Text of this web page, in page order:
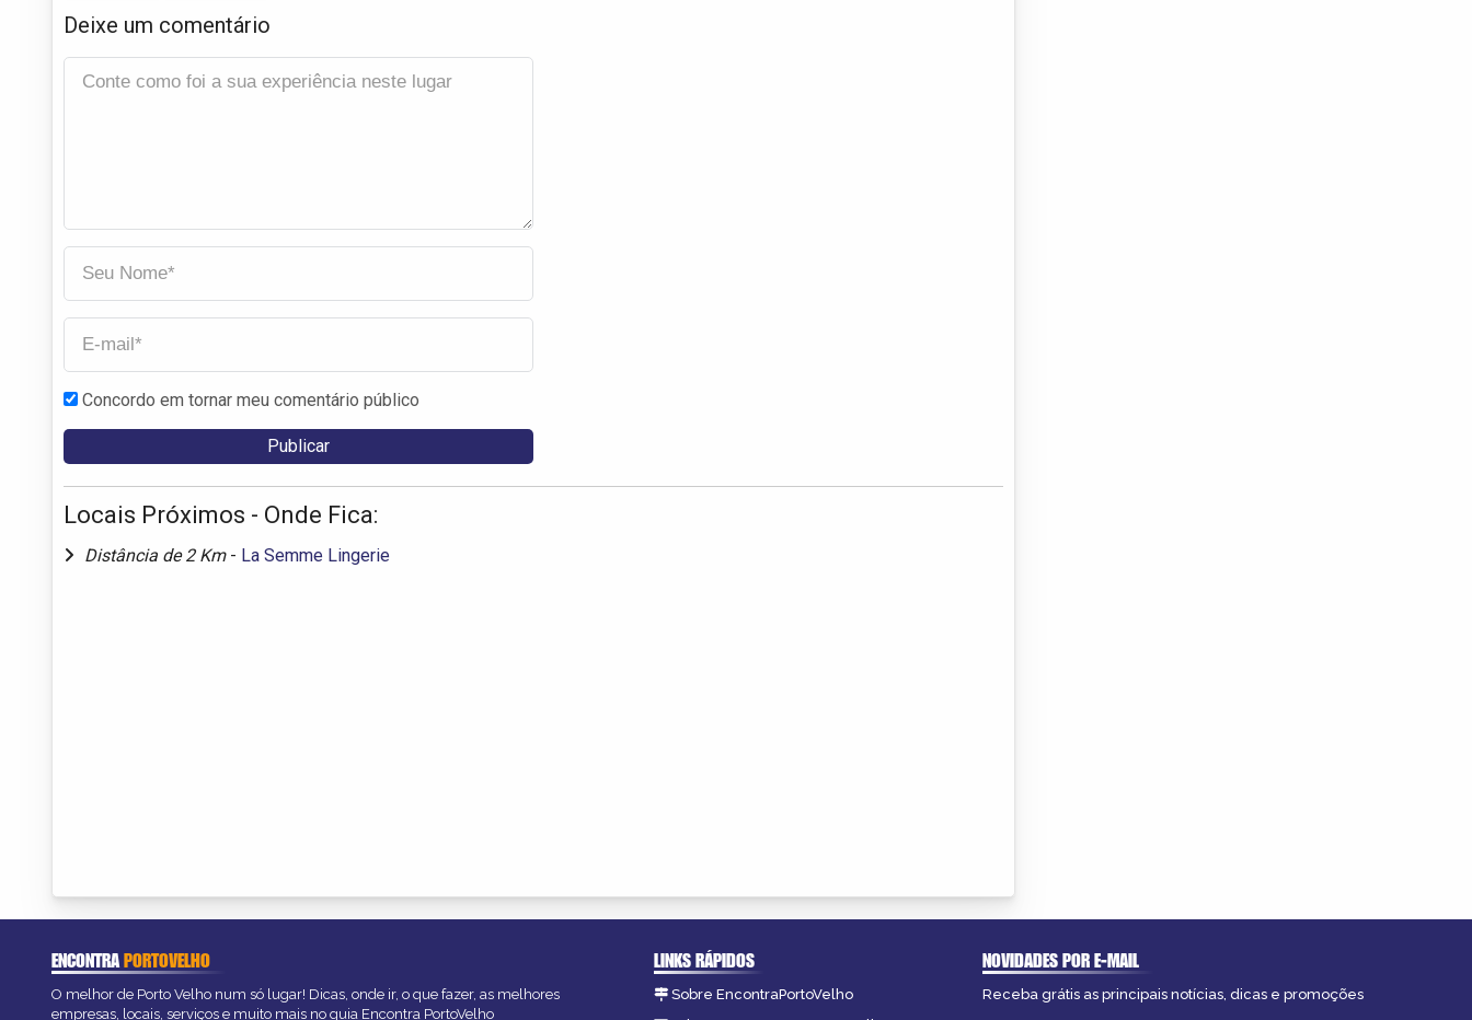
Deixe um comentário
Concordo em tornar meu comentário público
Locais Próximos - Onde Fica:
Distância de 2 Km - La Semme Lingerie
ENCONTRAPORTOVELHO
O melhor de Porto Velho num só lugar! Dicas, onde ir, o que fazer, as melhores
empresas, locais, serviços e muito mais no guia Encontra PortoVelho
LINKS RÁPIDOS
Sobre EncontraPortoVelho
NOVIDADES POR E-MAIL
Receba grátis as principais notícias, dicas e promoções